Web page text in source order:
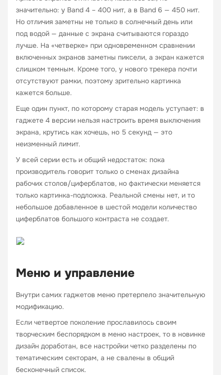
значительно: у Band 4 – 400 нит, а в Band 6 — 450 нит.
Но отличия заметны не только в солнечный день или
под водой — данные с экрана считываются гораздо
лучше. На «четверке» при одновременном сравнении
включенных экранов заметны пиксели, а экран кажется
слишком темным. Кроме того, у нового трекера почти
отсутствуют рамки, поэтому зрительно картинка
кажется больше.
Еще один пункт, по которому старая модель уступает: в
гаджете 4 версии нельзя настроить время выключения
экрана, крутись как хочешь, но 5 секунд — это
неизменный лимит.
У всей серии есть и общий недостаток: пока
производитель говорит только о сменах дизайна
рабочих столов/циферблатов, но фактически меняется
только картинка-подложка. Реальной смены нет, и то
небольшое добавленное в шестой модели количество
циферблатов большого контраста не создает.
Меню и управление
Внутри самих гаджетов меню претерпело значительную
модификацию.
Если четвертое поколение прославилось своим
творческим беспорядком в меню настроек, то в новинке
дизайн доработан, все настройки четко разделены по
тематическим секторам, а не свалены в общий
бесконечный список.